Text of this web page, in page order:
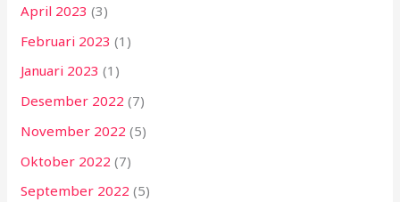
April 2023 (3)
Februari 2023 (1)
Januari 2023 (1)
Desember 2022 (7)
November 2022 (5)
Oktober 2022 (7)
September 2022 (5)